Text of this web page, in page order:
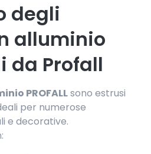
degli
alluminio
da Profall
PROFALLsono estrusi
per numerose
e decorative.